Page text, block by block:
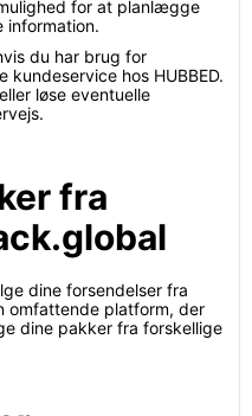
for at planlægge
information.
du har brug for
hos HUBBED.
løse eventuelle
fra
dine forsendelser fra
omfattende platform, der
dine pakker fra forskellige